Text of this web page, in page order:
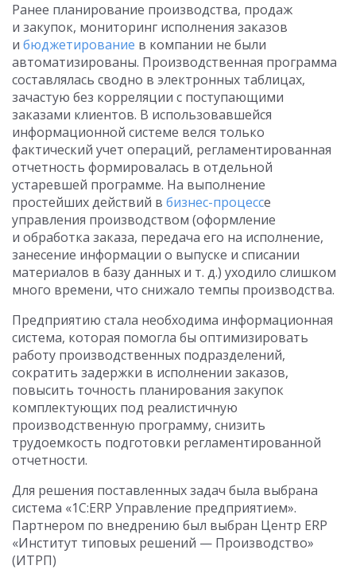
Ранее планирование производства, продаж
и закупок, мониторинг исполнения заказов
и бюджетирование в компании не были
автоматизированы. Производственная программа
составлялась сводно в электронных таблицах,
зачастую без корреляции с поступающими
заказами клиентов. В использовавшейся
информационной системе велся только
фактический учет операций, регламентированная
отчетность формировалась в отдельной
устаревшей программе. На выполнение
простейших действий в бизнес-процессе
управления производством (оформление
и обработка заказа, передача его на исполнение,
занесение информации о выпуске и списании
материалов в базу данных и т. д.) уходило слишком
много времени, что снижало темпы производства.
Предприятию стала необходима информационная
система, которая помогла бы оптимизировать
работу производственных подразделений,
сократить задержки в исполнении заказов,
повысить точность планирования закупок
комплектующих под реалистичную
производственную программу, снизить
трудоемкость подготовки регламентированной
отчетности.
Для решения поставленных задач была выбрана
система «1С:ERP Управление предприятием».
Партнером по внедрению был выбран Центр ERP
«Институт типовых решений — Производство»
(ИТРП)